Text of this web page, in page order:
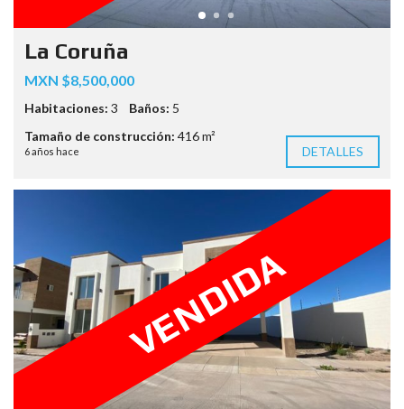
La Coruña
MXN $8,500,000
Habitaciones: 3 Baños: 5
Tamaño de construcción: 416 m²
6 años hace DETALLES
VENDIDA